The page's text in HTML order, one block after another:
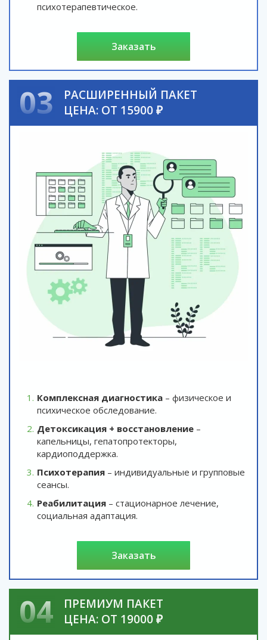
психотерапевтическое.
заказать
03
РАСШИРЕННЫЙ ПАКЕТ
ЦЕНА: ОТ 15900 ₽
Комплексная диагностика – физическое и
психическое обследование.
Детоксикация + восстановление –
капельницы, гепатопротекторы,
кардиоподдержка.
Психотерапия – индивидуальные и групповые
сеансы.
Реабилитация – стационарное лечение,
социальная адаптация.
заказать
04
ПРЕМИУМ ПАКЕТ
ЦЕНА: ОТ 19000 ₽